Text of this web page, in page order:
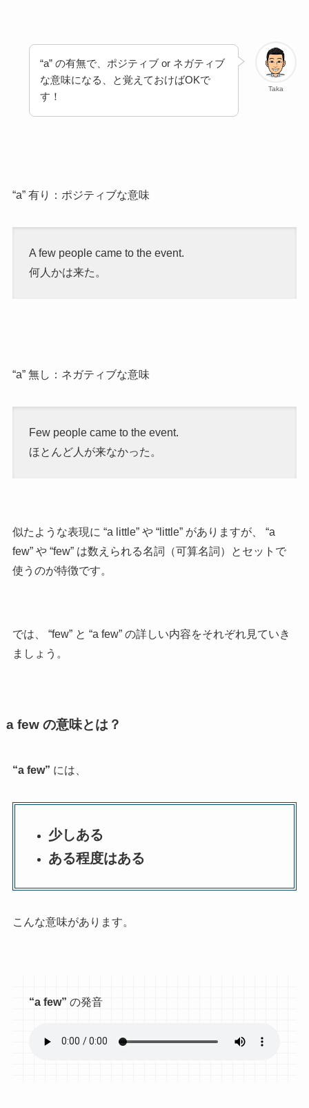
Taka
“a” の有無で、ポジティブ or ネガティブ
な意味になる、と覚えておけばOKで
す！
“a” 有り：ポジティブな意味
A few people came to the event.
何人かは来た。
“a” 無し：ネガティブな意味
Few people came to the event.
ほとんど人が来なかった。
似たような表現に “a little” や “little” がありますが、 “a
few” や “few” は数えられる名詞（可算名詞）とセットで
使うのが特徴です。
では、 “few” と “a few” の詳しい内容をそれぞれ見ていき
ましょう。
a few の意味とは？
“a few” には、
少しある
ある程度はある
こんな意味があります。
“a few” の発音